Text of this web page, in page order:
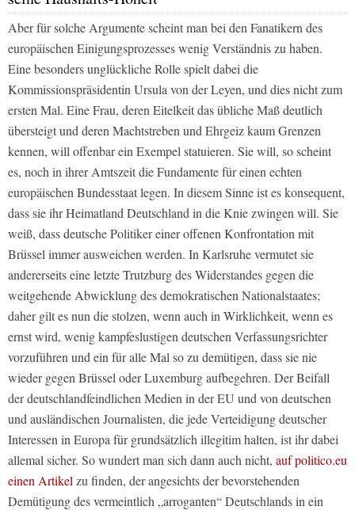
Aber für solche Argumente scheint man bei den Fanatikern des
europäischen Einigungsprozesses wenig Verständnis zu haben.
Eine besonders unglückliche Rolle spielt dabei die
Kommissionspräsidentin Ursula von der Leyen, und dies nicht zum
ersten Mal. Eine Frau, deren Eitelkeit das übliche Maß deutlich
übersteigt und deren Machtstreben und Ehrgeiz kaum Grenzen
kennen, will offenbar ein Exempel statuieren. Sie will, so scheint
es, noch in ihrer Amtszeit die Fundamente für einen echten
europäischen Bundesstaat legen. In diesem Sinne ist es konsequent,
dass sie ihr Heimatland Deutschland in die Knie zwingen will. Sie
weiß, dass deutsche Politiker einer offenen Konfrontation mit
Brüssel immer ausweichen werden. In Karlsruhe vermutet sie
andererseits eine letzte Trutzburg des Widerstandes gegen die
weitgehende Abwicklung des demokratischen Nationalstaates;
daher gilt es nun die stolzen, wenn auch in Wirklichkeit, wenn es
ernst wird, wenig kampfeslustigen deutschen Verfassungsrichter
vorzuführen und ein für alle Mal so zu demütigen, dass sie nie
wieder gegen Brüssel oder Luxemburg aufbegehren. Der Beifall
der deutschlandfeindlichen Medien in der EU und von deutschen
und ausländischen Journalisten, die jede Verteidigung deutscher
Interessen in Europa für grundsätzlich illegitim halten, ist ihr dabei
allemal sicher. So wundert man sich dann auch nicht, aufpolitico.eu
einen Artikel zu finden, der angesichts der bevorstehenden
Demütigung des vermeintlich „arroganten“ Deutschlands in ein